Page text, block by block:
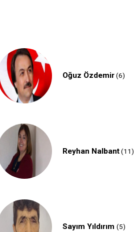
Oğuz Özdemir(6)
Reyhan Nalbant(11)
Sayım Yıldırım (5)